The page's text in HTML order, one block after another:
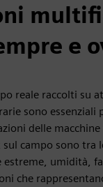
e
reale raccolti su
sono essenziali
delle
campo sono tra
estreme, umidità,
che